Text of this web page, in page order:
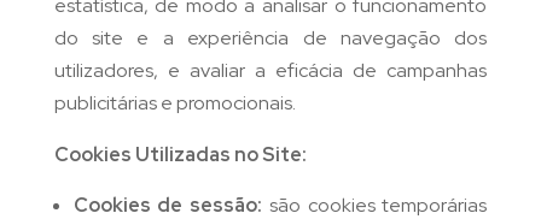
estatística, de modo a analisar o funcionamento
do site e a experiência de navegação dos
utilizadores, e avaliar a eficácia de campanhas
publicitárias e promocionais.
Cookies Utilizadas no Site:
Cookies de sessão: são cookies temporárias